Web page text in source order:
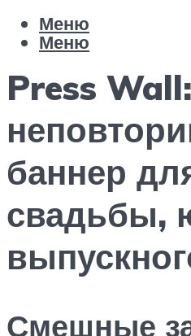
Меню
Меню
Press Wall:
баннер
свадьбы,
Смешные